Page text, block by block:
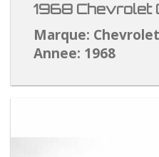
1968 Chevrolet
Marque: Chevrolet
Annee: 1968